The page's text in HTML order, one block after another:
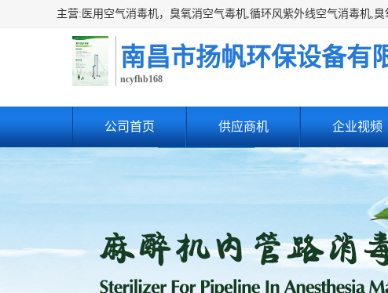
南昌市扬帆环保设备有
ncyfhb168
公司首页 供应商机 企业视频